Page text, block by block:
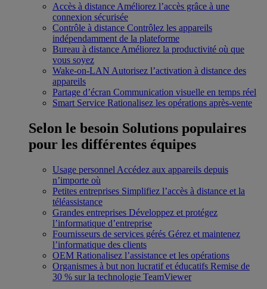
Accès à distance Améliorez l’accès grâce à une
connexion sécurisée
Contrôle à distance Contrôlez les appareils
indépendamment de la plateforme
Bureau à distance Améliorez la productivité où que
vous soyez
Wake-on-LAN Autorisez l’activation à distance des
appareils
Partage d’écran Communication visuelle en temps réel
Smart Service Rationalisez les opérations après-vente
Selon le besoin Solutions populaires
pour les différentes équipes
Usage personnel Accédez aux appareils depuis
n’importe où
Petites entreprises Simplifiez l’accès à distance et la
téléassistance
Grandes entreprises Développez et protégez
l’informatique d’entreprise
Fournisseurs de services gérés Gérez et maintenez
l’informatique des clients
OEM Rationalisez l’assistance et les opérations
Organismes à but non lucratif et éducatifs Remise de
30 % sur la technologie TeamViewer